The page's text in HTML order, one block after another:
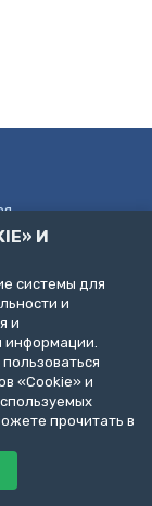
19, к. 1. (ООО
2 (ООО "КВМК")
И
системы для
и
и
информации.
«Cookie» и
прочитать в